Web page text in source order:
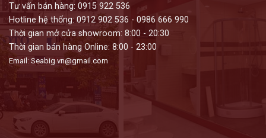
Tư vấn bán hàng: 0915 922 536
Hotline hệ thống: 0912 902 536 - 0986 666 990
Thời gian mở cửa showroom: 8:00 - 20:30
Thời gian bán hàng Online: 8:00 - 23:00
Email: Seabig.vn@gmail.com